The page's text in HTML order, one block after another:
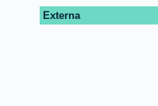
Externa